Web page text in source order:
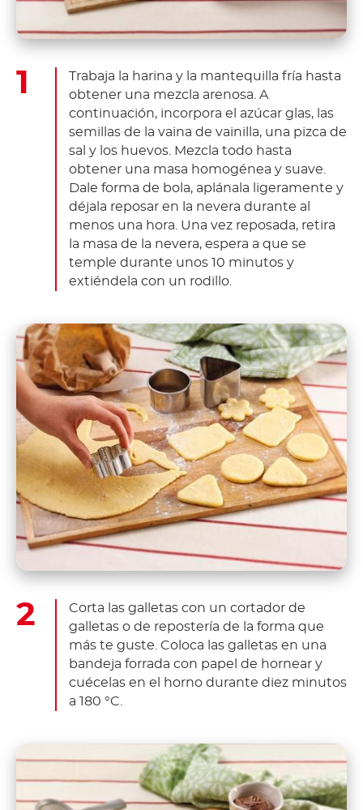
Trabaja la harina y la mantequilla fría hasta
obtener una mezcla arenosa. A
continuación, incorpora el azúcar glas, las
semillas de la vaina de vainilla, una pizca de
sal y los huevos. Mezcla todo hasta
obtener una masa homogénea y suave.
Dale forma de bola, aplánala ligeramente y
déjala reposar en la nevera durante al
menos una hora. Una vez reposada, retira
la masa de la nevera, espera a que se
temple durante unos 10 minutos y
extiéndela con un rodillo.
Corta las galletas con un cortador de
galletas o de repostería de la forma que
más te guste. Coloca las galletas en una
bandeja forrada con papel de hornear y
cuécelas en el horno durante diez minutos
a 180 °C.